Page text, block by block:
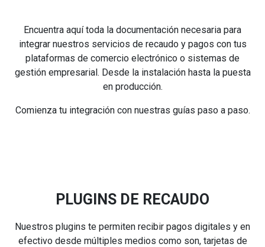
Encuentra aquí toda la documentación necesaria para
integrar nuestros servicios de recaudo y pagos con tus
plataformas de comercio electrónico o sistemas de
gestión empresarial. Desde la instalación hasta la puesta
en producción.
Comienza tu integración con nuestras guías paso a paso.
PLUGINS DE RECAUDO
Nuestros plugins te permiten recibir pagos digitales y en
efectivo desde múltiples medios como son, tarjetas de